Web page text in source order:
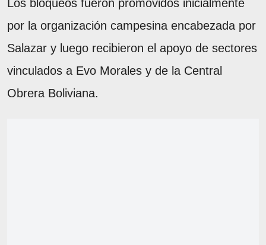
Los bloqueos fueron promovidos inicialmente
por la organización campesina encabezada por
Salazar y luego recibieron el apoyo de sectores
vinculados a Evo Morales y de la Central
Obrera Boliviana.